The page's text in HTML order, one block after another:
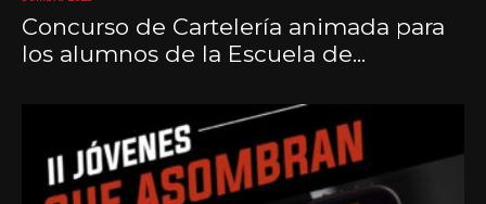
Concurso de Cartelería animada para
los alumnos de la Escuela de...